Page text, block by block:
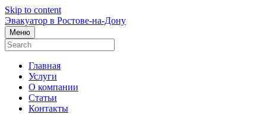
Skip to content
Эвакуатор в Ростове-на-Дону
Меню
Главная
Услуги
О компании
Статьи
Контакты